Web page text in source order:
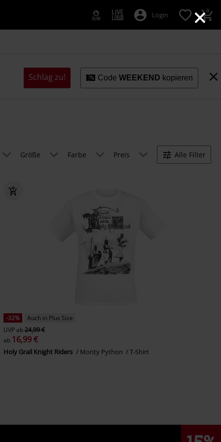
×
Login 0
Schlag zu! CodeWEEKEND kopieren
Größe Farbe Preis Alle Filter
-32%
Auch in Plus Size
UVPab24,99 €
ab 16,99 €
Holy Grail Knight Riders Monty Python T-Shirt